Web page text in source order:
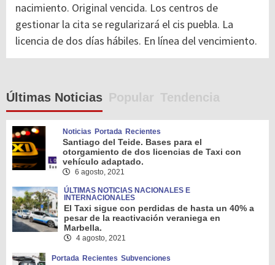
nacimiento. Original vencida. Los centros de
gestionar la cita se regularizará el cis puebla. La
licencia de dos días hábiles. En línea del vencimiento.
Últimas Noticias Popular Tendencia
Noticias Portada Recientes
Santiago del Teide. Bases para el
otorgamiento de dos licencias de Taxi con
vehículo adaptado.
6 agosto, 2021
ÚLTIMAS NOTICIAS NACIONALES E
INTERNACIONALES
El Taxi sigue con perdidas de hasta un 40% a
pesar de la reactivación veraniega en
Marbella.
4 agosto, 2021
Portada Recientes Subvenciones